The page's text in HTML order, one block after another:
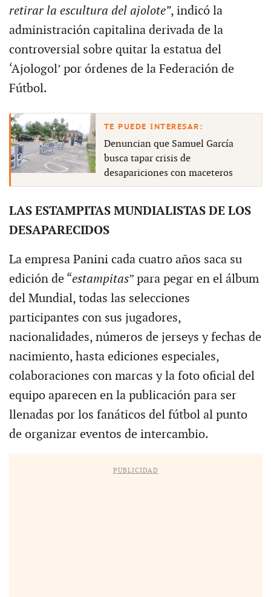
retirar la escultura del ajolote”, indicó la
administración capitalina derivada de la
controversial sobre quitar la estatua del
‘Ajologol’ por órdenes de la Federación de
Fútbol.
Denuncian que Samuel García
busca tapar crisis de
desapariciones con maceteros
LAS ESTAMPITAS MUNDIALISTAS DE LOS
DESAPARECIDOS
La empresa Panini cada cuatro años saca su
edición de “estampitas” para pegar en el álbum
del Mundial, todas las selecciones
participantes con sus jugadores,
nacionalidades, números de jerseys y fechas de
nacimiento, hasta ediciones especiales,
colaboraciones con marcas y la foto oficial del
equipo aparecen en la publicación para ser
llenadas por los fanáticos del fútbol al punto
de organizar eventos de intercambio.
PUBLICIDAD